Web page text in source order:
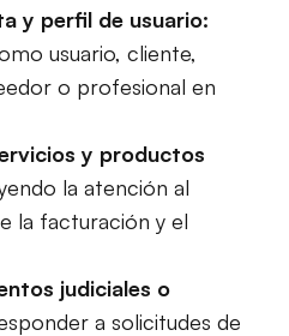
y perfil de usuario:
usuario, cliente,
o profesional en
y productos
la atención al
la facturación y el
judiciales o
a solicitudes de